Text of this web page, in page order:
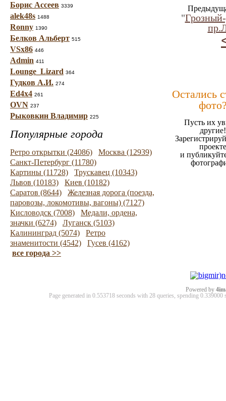
Борис Ассеев 3339
alek48s 1488
Ronny 1390
Белков Альберт 515
VSx86 446
Admin 411
Lounge_Lizard 364
Гудков А.И. 274
Ed4x4 261
OVN 237
Рыковкин Владимир 225
Популярные города
Ретро открытки (24086)
Москва (12939)
Санкт-Петербург (11780)
Картины (11728)
Трускавец (10343)
Львов (10183)
Киев (10182)
Саратов (8644)
Железная дорога (поезда,
паровозы, локомотивы, вагоны) (7127)
Кисловодск (7008)
Медали, ордена,
значки (6274)
Луганск (5103)
Калининград (5074)
Ретро
знаменитости (4542)
Гусев (4162)
все города >>
"
Остались
Пусть их
другие!
проекте
и
Powered by
Page generated in 0.553718 seconds with 28 queries, spending